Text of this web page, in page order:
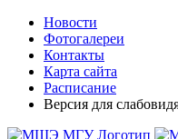
Skip
content
TelegramНовости
Фотогалереи
Контакты
Карта сайта
Расписание
Версия для